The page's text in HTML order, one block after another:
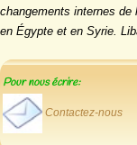
changements internes de
en Égypte et en Syrie.
Pour nous écrire:
Contactez-nous